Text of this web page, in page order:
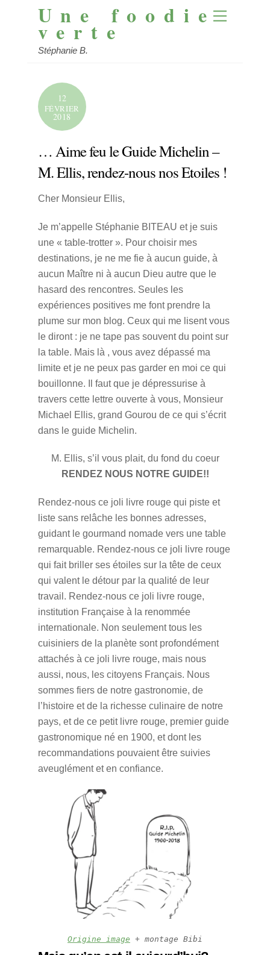
Menu
Une foodie
verte
Stéphanie B.
12
FÉVRIER
2018
… Aime feu le Guide Michelin –
M. Ellis, rendez-nous nos Etoiles !
Cher Monsieur Ellis,
Je m’appelle Stéphanie BITEAU et je suis
une « table-trotter ». Pour choisir mes
destinations, je ne me fie à aucun guide, à
aucun Maître ni à aucun Dieu autre que le
hasard des rencontres. Seules les
expériences positives me font prendre la
plume sur mon blog. Ceux qui me lisent vous
le diront : je ne tape pas souvent du point sur
la table. Mais là , vous avez dépassé ma
limite et je ne peux pas garder en moi ce qui
bouillonne. Il faut que je dépressurise à
travers cette lettre ouverte à vous, Monsieur
Michael Ellis, grand Gourou de ce qui s’écrit
dans le guide Michelin.
M. Ellis, s’il vous plait, du fond du coeur
RENDEZ NOUS NOTRE GUIDE!!
Rendez-nous ce joli livre rouge qui piste et
liste sans relâche les bonnes adresses,
guidant le gourmand nomade vers une table
remarquable. Rendez-nous ce joli livre rouge
qui fait briller ses étoiles sur la tête de ceux
qui valent le détour par la qualité de leur
travail. Rendez-nous ce joli livre rouge,
institution Française à la renommée
internationale. Non seulement tous les
cuisiniers de la planète sont profondément
attachés à ce joli livre rouge, mais nous
aussi, nous, les citoyens Français. Nous
sommes fiers de notre gastronomie, de
l’histoire et de la richesse culinaire de notre
pays, et de ce petit livre rouge, premier guide
gastronomique né en 1900, et dont les
recommandations pouvaient être suivies
aveuglément et en confiance.
Origine image + montage Bibi